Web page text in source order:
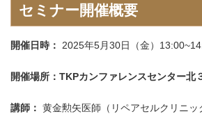
セミナー開催概要
開催日時： 2025年5月30日（金）
開催場所：TKPカンファレンスセンター北
講師： 黄金勲矢医師（リペアセルクリニッ